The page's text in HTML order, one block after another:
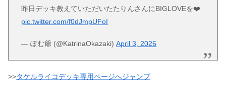
昨日デッキ教えていただいたたりんさんにBIGLOVEを❤️
pic.twitter.com/f0dJmpUFoI
— ぽむ爺 (@KatrinaOkazaki)April 3, 2026
>>タケルライコデッキ専用ページへジャンプ